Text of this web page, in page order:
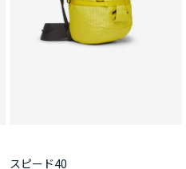
スピード40